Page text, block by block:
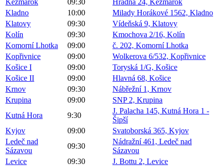
Kladno
10:00
Milady Horákové 1562, Kladno
Klatovy
09:30
Vídeňská 9, Klatovy
Kolín
09:30
Kmochova 2/16, Kolín
Komorní Lhotka
09:00
č. 202, Komorní Lhotka
Kopřivnice
09:00
Wolkerova 6/532, Kopřivnice
Košice I
09:00
Toryská 1/G, Košice
Košice II
09:00
Hlavná 68, Košice
Krnov
09:30
Nábřežní 1, Krnov
Krupina
09:00
SNP 2, Krupina
Kutná Hora
9:30
J. Palacha 145, Kutná Hora 1 -
Šipší
Kyjov
09:00
Svatoborská 365, Kyjov
Ledeč nad
Sázavou
09:30
Nádražní 461, Ledeč nad
Sázavou
Levice
09:30
J. Bottu 2, Levice